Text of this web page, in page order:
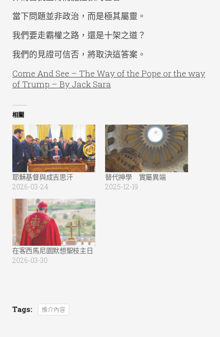
當下問題並非政治，而是極其屬靈。
我們要走霸權之路，還是十架之道？
我們的見證可信否，將取決這答案。
Come And See – The Way of the Pope or the way
of Trump – By Jack Sara
相關
耶穌基督與成吉思汗
2026-03-24
替代神學 實屬異端
2025-12-19
在客西馬尼園默想聖枝主日
2026-03-30
Tags: 推介內容